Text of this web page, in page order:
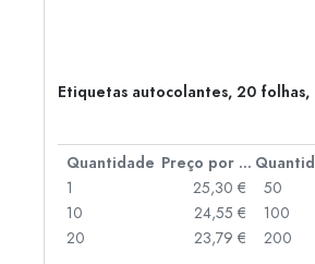
Etiquetas autocolantes, 20
Quantidade Preço por peça
1
25,30 €
10
24,55 €
20
23,79 €
50
100
200